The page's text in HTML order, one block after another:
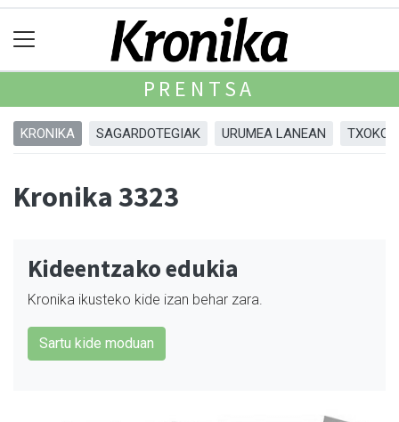
PRENTSA
KRONIKA SAGARDOTEGIAK URUMEA LANEAN
Kronika 3323
Kideentzako edukia
Kronika ikusteko kide izan behar zara.
Sartu kide moduan